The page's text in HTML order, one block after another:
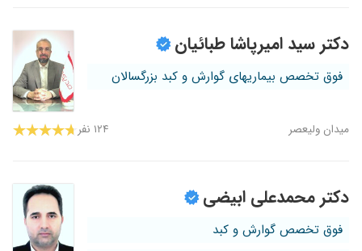
دکتر سید امیرپاشا طبائیان
فوق تخصص بیماریهای گوارش و کبد بزرگسالان
میدان ولیعصر ۱۲۴ نفر
دکتر محمدعلی ابیضی
فوق تخصص گوارش و کبد